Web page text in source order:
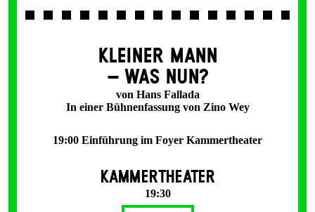
KLEINER MANN
– WAS NUN?
von Hans Fallada
In einer Bühnenfassung von Zino Wey
19:00 Einführung im Foyer Kammertheater
KAMMERTHEATER
19:30